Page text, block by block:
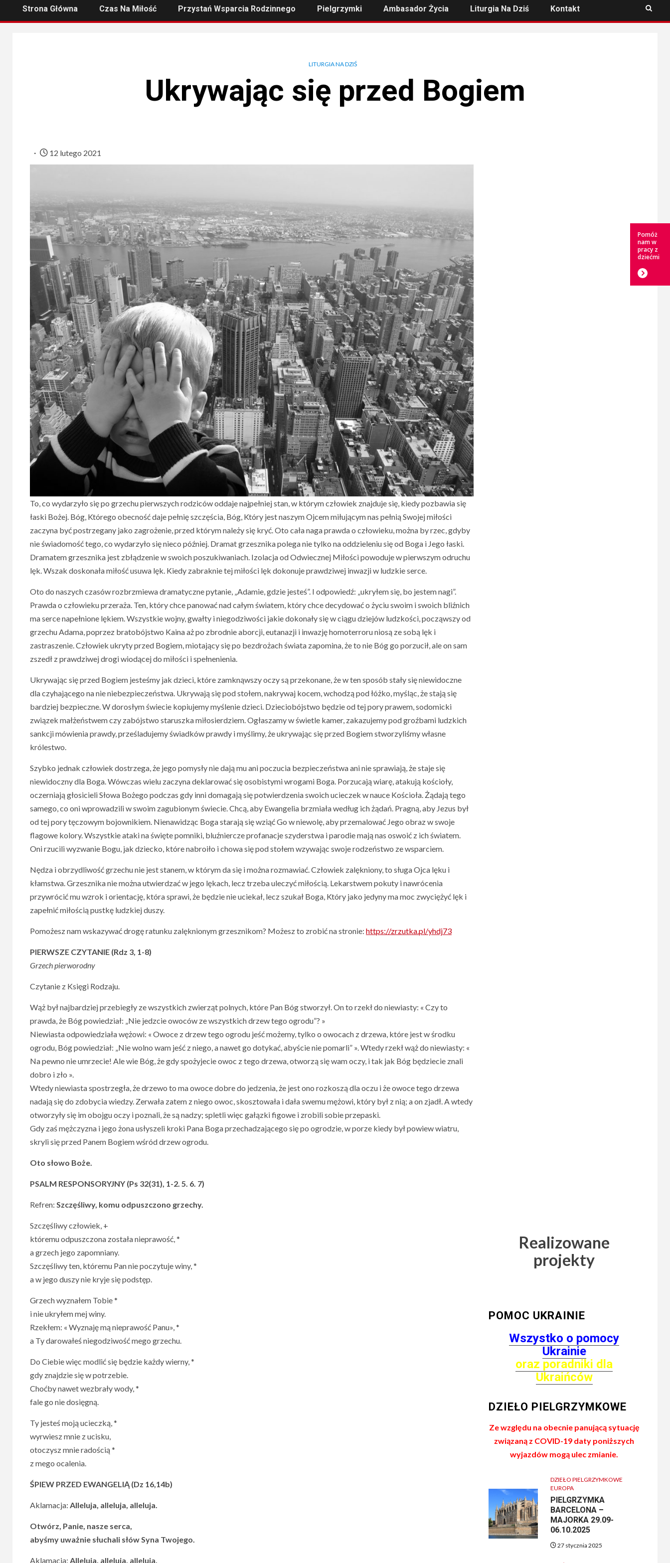
Strona Główna Czas Na Miłość Przystań Wsparcia Rodzinnego Pielgrzymki Ambasador Życia Liturgia Na Dziś Kontakt
LITURGIA NA DZIŚ
Ukrywając się przed Bogiem
12 lutego 2021
To, co wydarzyło się po grzechu pierwszych rodziców oddaje najpełniej stan, w którym człowiek znajduje się, kiedy pozbawia się
łaski Bożej. Bóg, Którego obecność daje pełnię szczęścia, Bóg, Który jest naszym Ojcem miłującym nas pełnią Swojej miłości
zaczyna być postrzegany jako zagrożenie, przed którym należy się kryć. Oto cała naga prawda o człowieku, można by rzec, gdyby
nie świadomość tego, co wydarzyło się nieco później. Dramat grzesznika polega nie tylko na oddzieleniu się od Boga i Jego łaski.
Dramatem grzesznika jest zbłądzenie w swoich poszukiwaniach. Izolacja od Odwiecznej Miłości powoduje w pierwszym odruchu
lęk. Wszak doskonała miłość usuwa lęk. Kiedy zabraknie tej miłości lęk dokonuje prawdziwej inwazji w ludzkie serce.
Oto do naszych czasów rozbrzmiewa dramatyczne pytanie, „Adamie, gdzie jesteś”. I odpowiedź: „ukryłem się, bo jestem nagi”.
Prawda o człowieku przeraża. Ten, który chce panować nad całym światem, który chce decydować o życiu swoim i swoich bliźnich
ma serce napełnione lękiem. Wszystkie wojny, gwałty i niegodziwości jakie dokonały się w ciągu dziejów ludzkości, począwszy od
grzechu Adama, poprzez bratobójstwo Kaina aż po zbrodnie aborcji, eutanazji i inwazję homoterroru niosą ze sobą lęk i
zastraszenie. Człowiek ukryty przed Bogiem, miotający się po bezdrożach świata zapomina, że to nie Bóg go porzucił, ale on sam
zszedł z prawdziwej drogi wiodącej do miłości i spełnenienia.
Ukrywając się przed Bogiem jesteśmy jak dzieci, które zamknąwszy oczy są przekonane, że w ten sposób stały się niewidoczne
dla czyhającego na nie niebezpieczeństwa. Ukrywają się pod stołem, nakrywaj kocem, wchodzą pod łóżko, myśląc, że stają się
bardziej bezpieczne. W dorosłym świecie kopiujemy myślenie dzieci. Dzieciobójstwo będzie od tej pory prawem, sodomicki
związek małżeństwem czy zabójstwo staruszka miłosierdziem. Ogłaszamy w świetle kamer, zakazujemy pod groźbami ludzkich
sankcji mówienia prawdy, prześladujemy świadków prawdy i myślimy, że ukrywając się przed Bogiem stworzyliśmy własne
królestwo.
Szybko jednak człowiek dostrzega, że jego pomysły nie dają mu ani poczucia bezpieczeństwa ani nie sprawiają, że staje się
niewidoczny dla Boga. Wówczas wielu zaczyna deklarować się osobistymi wrogami Boga. Porzucają wiarę, atakują kościoły,
oczerniają głosicieli Słowa Bożego podczas gdy inni domagają się potwierdzenia swoich ucieczek w nauce Kościoła. Żądają tego
samego, co oni wprowadzili w swoim zagubionym świecie. Chcą, aby Ewangelia brzmiała według ich żądań. Pragną, aby Jezus był
od tej pory tęczowym bojownikiem. Nienawidząc Boga starają się wziąć Go w niewolę, aby przemalować Jego obraz w swoje
flagowe kolory. Wszystkie ataki na święte pomniki, bluźniercze profanacje szyderstwa i parodie mają nas oswoić z ich światem.
Oni rzucili wyzwanie Bogu, jak dziecko, które nabroiło i chowa się pod stołem wzywając swoje rodzeństwo ze wsparciem.
Nędza i obrzydliwość grzechu nie jest stanem, w którym da się i można rozmawiać. Człowiek zalękniony, to sługa Ojca lęku i
kłamstwa. Grzesznika nie można utwierdzać w jego lękach, lecz trzeba uleczyć miłością. Lekarstwem pokuty i nawrócenia
przywrócić mu wzrok i orientację, która sprawi, że będzie nie uciekał, lecz szukał Boga, Który jako jedyny ma moc zwyciężyć lęk i
zapełnić miłością pustkę ludzkiej duszy.
Pomożesz nam wskazywać drogę ratunku zalęknionym grzesznikom? Możesz to zrobić na stronie: https://zrzutka.pl/yhdj73
PIERWSZE CZYTANIE (Rdz 3, 1-8)
Grzech pierworodny
Czytanie z Księgi Rodzaju.
Wąż był najbardziej przebiegły ze wszystkich zwierząt polnych, które Pan Bóg stworzył. On to rzekł do niewiasty: « Czy to
prawda, że Bóg powiedział: „Nie jedzcie owoców ze wszystkich drzew tego ogrodu”? »
Niewiasta odpowiedziała wężowi: « Owoce z drzew tego ogrodu jeść możemy, tylko o owocach z drzewa, które jest w środku
ogrodu, Bóg powiedział: „Nie wolno wam jeść z niego, a nawet go dotykać, abyście nie pomarli” ». Wtedy rzekł wąż do niewiasty: «
Na pewno nie umrzecie! Ale wie Bóg, że gdy spożyjecie owoc z tego drzewa, otworzą się wam oczy, i tak jak Bóg będziecie znali
dobro i zło ».
Wtedy niewiasta spostrzegła, że drzewo to ma owoce dobre do jedzenia, że jest ono rozkoszą dla oczu i że owoce tego drzewa
nadają się do zdobycia wiedzy. Zerwała zatem z niego owoc, skosztowała i dała swemu mężowi, który był z nią; a on zjadł. A wtedy
otworzyły się im obojgu oczy i poznali, że są nadzy; spletli więc gałązki figowe i zrobili sobie przepaski.
Gdy zaś mężczyzna i jego żona usłyszeli kroki Pana Boga przechadzającego się po ogrodzie, w porze kiedy był powiew wiatru,
skryli się przed Panem Bogiem wśród drzew ogrodu.
Oto słowo Boże.
PSALM RESPONSORYJNY (Ps 32(31), 1-2. 5. 6. 7)
Refren: Szczęśliwy, komu odpuszczono grzechy.
Szczęśliwy człowiek, +
któremu odpuszczona została nieprawość, *
a grzech jego zapomniany.
Szczęśliwy ten, któremu Pan nie poczytuje winy, *
a w jego duszy nie kryje się podstęp.
Grzech wyznałem Tobie *
i nie ukryłem mej winy.
Rzekłem: « Wyznaję mą nieprawość Panu», *
a Ty darowałeś niegodziwość mego grzechu.
Do Ciebie więc modlić się będzie każdy wierny, *
gdy znajdzie się w potrzebie.
Choćby nawet wezbrały wody, *
fale go nie dosięgną.
Ty jesteś moją ucieczką, *
wyrwiesz mnie z ucisku,
otoczysz mnie radością *
z mego ocalenia.
ŚPIEW PRZED EWANGELIĄ (Dz 16,14b)
Aklamacja: Alleluja, alleluja, alleluja.
Otwórz, Panie, nasze serca,
abyśmy uważnie słuchali słów Syna Twojego.
Aklamacja: Alleluja, alleluja, alleluja.
Realizowane
projekty
POMOC UKRAINIE
Wszystko o pomocy
Ukrainie
oraz poradniki dla
Ukraińców
DZIEŁO PIELGRZYMKOWE
Ze względu na obecnie panującą sytuację
związaną z COVID-19 daty poniższych
wyjazdów mogą ulec zmianie.
DZIEŁO PIELGRZYMKOWE
EUROPA
PIELGRZYMKA
BARCELONA –
MAJORKA 29.09-
06.10.2025
27 stycznia 2025
Pomóż
nam w
pracy z
dziećmi